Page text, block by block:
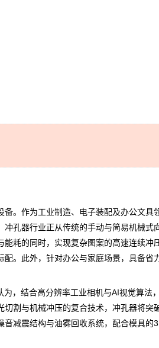
。作为工业制造、电子装配及办公文具
孔器行业正从传统的手动与简易机械式
耗的同时，实现复杂图案的高速连续冲
。此外，针对办公与家庭场景，具备省
为，结合高分辨率工业相机与AI视觉算法
割与机械冲压的复合技术，冲孔器将突
减震结构与油雾回收系统，配合模具的